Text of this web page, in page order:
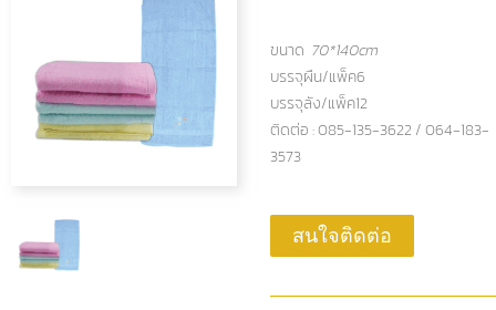
ขนาด 70*140cm
บรรจุผืน/แพ็ค6
บรรจุลัง/แพ็ค12
ติดต่อ : 085-135-3622 / 064-183-
3573
สนใจติดต่อ